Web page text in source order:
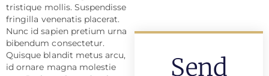
tristique mollis. Suspendisse
fringilla venenatis placerat.
Nunc id sapien pretium urna
bibendum consectetur.
Quisque blandit metus arcu,
id ornare magna molestie
Send